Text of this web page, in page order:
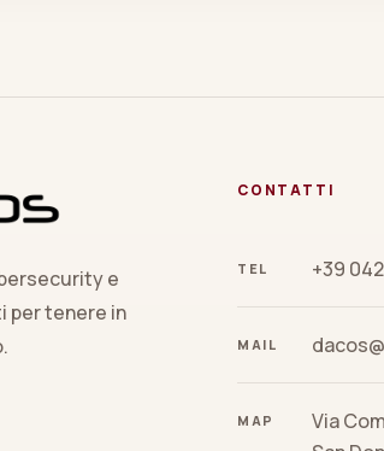
e
per tenere in
CONTATTI
TEL +39
MAIL
MAP
Via